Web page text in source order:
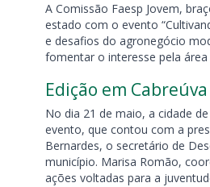
A Comissão Faesp Jovem,
estado com o evento
e desafios do agronegócio
fomentar o interesse pela
Edição em
No dia 21 de maio, a cidade
evento, que contou com a
Bernardes, o secretário de
município. Marisa Romão,
ações voltadas para a